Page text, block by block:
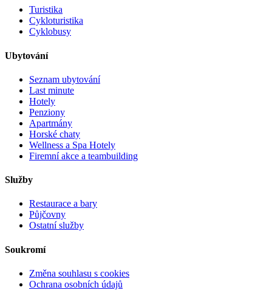
Turistika
Cykloturistika
Cyklobusy
Ubytování
Seznam ubytování
Last minute
Hotely
Penziony
Apartmány
Horské chaty
Wellness a Spa Hotely
Firemní akce a teambuilding
Služby
Restaurace a bary
Půjčovny
Ostatní služby
Soukromí
Změna souhlasu s cookies
Ochrana osobních údajů